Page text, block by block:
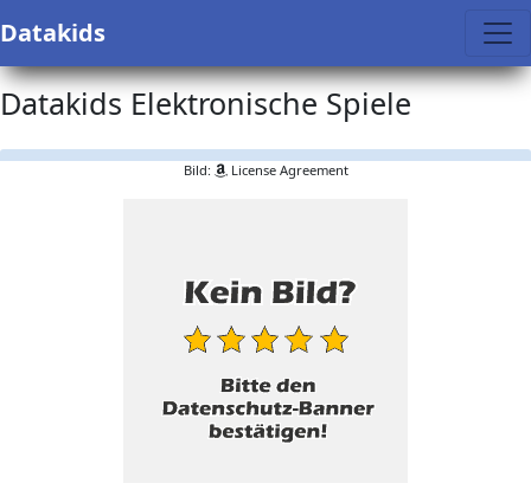
Datakids
Datakids Elektronische Spiele
Bild: License Agreement